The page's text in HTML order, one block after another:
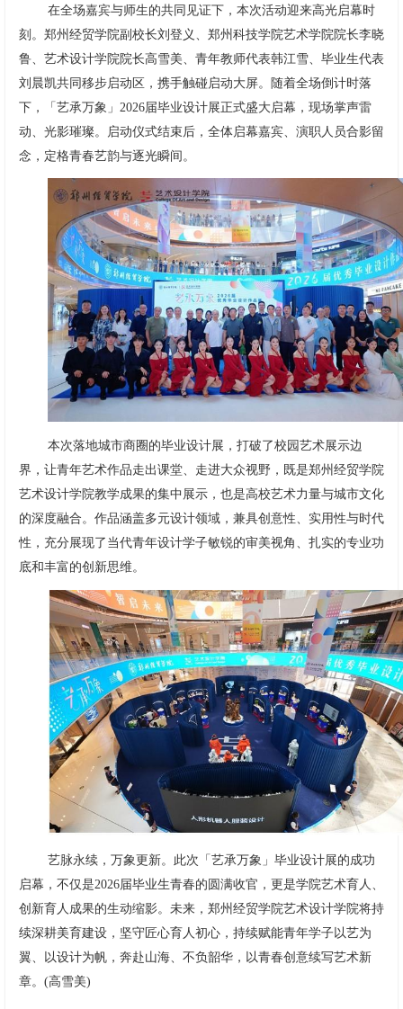
在全场嘉宾与师生的共同见证下，本次活动迎来高光启幕时
刻。郑州经贸学院副校长刘登义、郑州科技学院艺术学院院长李晓
鲁、艺术设计学院院长高雪美、青年教师代表韩江雪、毕业生代表
刘晨凯共同移步启动区，携手触碰启动大屏。随着全场倒计时落
下，「艺承万象」2026届毕业设计展正式盛大启幕，现场掌声雷
动、光影璀璨。启动仪式结束后，全体启幕嘉宾、演职人员合影留
念，定格青春艺韵与逐光瞬间。
本次落地城市商圈的毕业设计展，打破了校园艺术展示边
界，让青年艺术作品走出课堂、走进大众视野，既是郑州经贸学院
艺术设计学院教学成果的集中展示，也是高校艺术力量与城市文化
的深度融合。作品涵盖多元设计领域，兼具创意性、实用性与时代
性，充分展现了当代青年设计学子敏锐的审美视角、扎实的专业功
底和丰富的创新思维。
艺脉永续，万象更新。此次「艺承万象」毕业设计展的成功
启幕，不仅是2026届毕业生青春的圆满收官，更是学院艺术育人、
创新育人成果的生动缩影。未来，郑州经贸学院艺术设计学院将持
续深耕美育建设，坚守匠心育人初心，持续赋能青年学子以艺为
翼、以设计为帆，奔赴山海、不负韶华，以青春创意续写艺术新
章。(高雪美)